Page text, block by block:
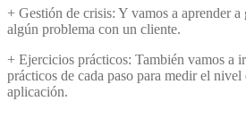
+ Gestión de crisis: Y vamos a aprender a
algún problema con un cliente.
+ Ejercicios prácticos: También vamos a
prácticos de cada paso para medir el
aplicación.